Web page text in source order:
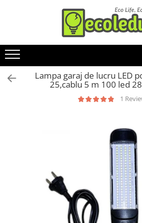
Toate Produsele
Banda LED
Bec Color led
Becuri & lampi led cu fasung
Modul Led pentru aplica
Tub Neon Fluorescent (Clasic)
Tub Neon LED
Lampa garaj de lucru LED
25,cablu 5 m 100 led
1